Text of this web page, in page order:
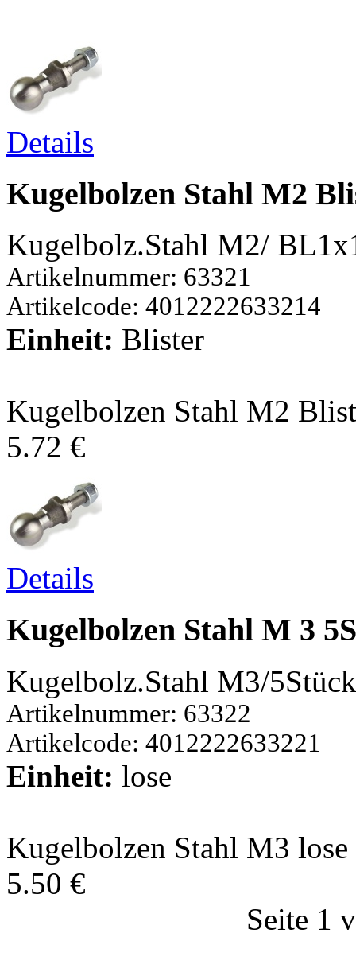
Details
Kugelbolzen Stahl M2
Kugelbolz.Stahl M2/
Artikelnummer: 63321
Artikelcode: 4012222633214
Einheit: Blister
Kugelbolzen Stahl M2
5.72 €
Details
Kugelbolzen Stahl M 3
Kugelbolz.Stahl M3/5Stück
Artikelnummer: 63322
Artikelcode: 4012222633221
Einheit: lose
Kugelbolzen Stahl M3
5.50 €
Seite 1